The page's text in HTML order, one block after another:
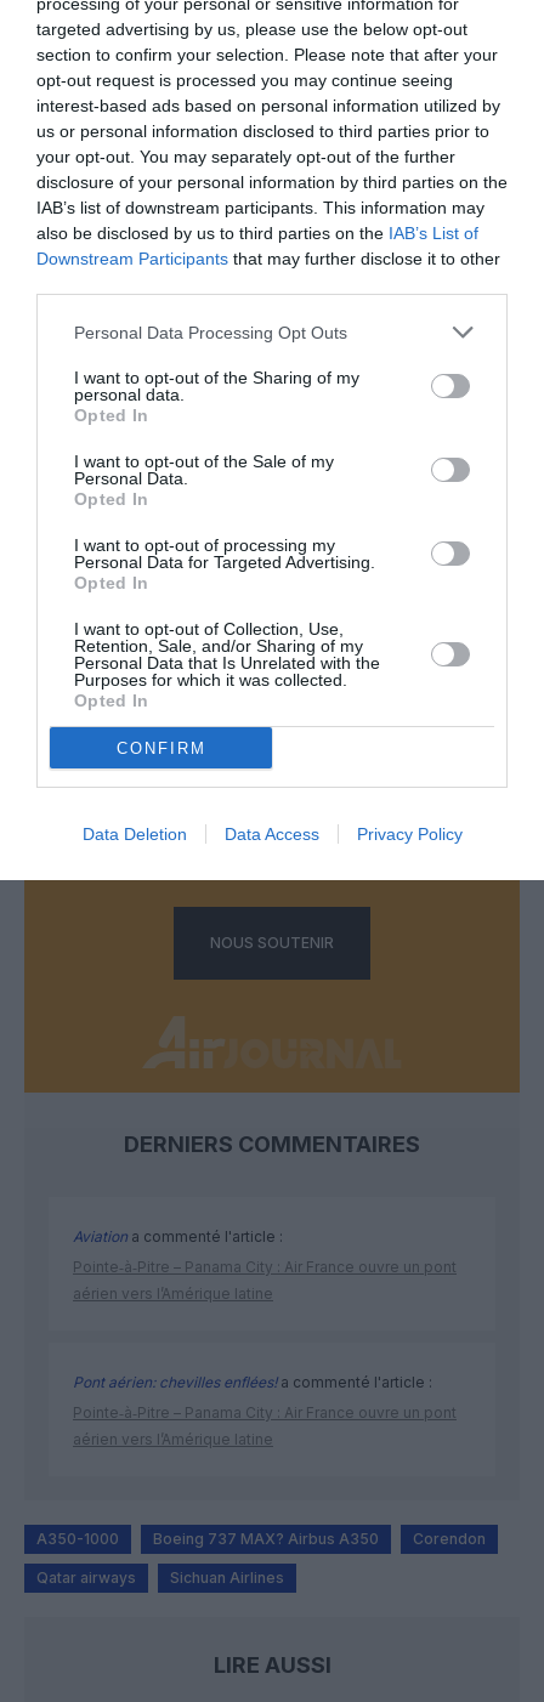
targeted advertising by us, please use the below opt-out
section to confirm your selection. Please note that after your
opt-out request is processed you may continue seeing
interest-based ads based on personal information utilized by
us or personal information disclosed to third parties prior to
your opt-out. You may separately opt-out of the further
disclosure of your personal information by third parties on the
IAB’s list of downstream participants. This information may
also be disclosed by us to third parties on the IAB’s List of
Downstream Participants that may further disclose it to other
Personal Data Processing Opt Outs
I want to opt-out of the Sharing of my
personal data.
Opted In
I want to opt-out of the Sale of my
Personal Data.
Opted In
I want to opt-out of processing my
Personal Data for Targeted Advertising.
Opted In
I want to opt-out of Collection, Use,
Retention, Sale, and/or Sharing of my
Personal Data that Is Unrelated with the
Purposes for which it was collected.
Opted In
CONFIRM
Data Deletion Data Access Privacy Policy
Merci
RÉPONDRE
QATAR a commenté :
22 mai 2018 - 15 h 59 min
Certains lecteurs qui jouent les experts annoncent que les
pertes Qatar ne sont pas liées au blocus.
Qatar a réalisé 540 millions de bénéfices de dollars en 2017.
La perte est bien liée au blocus ! La fermeture des espaces
Voir d’ailleurs cet excellent article du Figaro qui va décevoir
souhaiter une mort de cette compagnie qui n’arrive jamais…
et leur projet d’achats non remis en cause…
http://www.lefigaro.fr/flash-eco/2018/04/23/97002-
20180423FILWWW00170-qatar-airways-dit-vouloir-se-
developper.php
LAISSER UN COMMENTAIRE
FAIRE UN DON
Appel aux lecteurs !
Soutenez Air Journal participez
à son
NOUS SOUTENIR
DERNIERS COMMENTAIRES
Aviation a commenté l'article :
Pointe‑à‑Pitre – Panama City : Air France ouvre un pont
aérien vers l’Amérique latine
Pont aérien: chevilles enflées!a commenté l'article :
Pointe‑à‑Pitre – Panama City : Air France ouvre un pont
aérien vers l’Amérique latine
A350-1000 Boeing 737 MAX? Airbus A350 Corendon
Qatar airways Sichuan Airlines
LIRE AUSSI